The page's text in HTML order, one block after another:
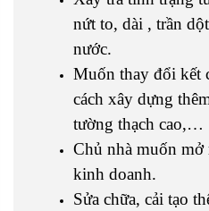
nứt to, dài , trần
nước.
Muốn thay đổi kết
cách xây dựng
tường thạch cao,…
Chủ nhà muốn mở
kinh doanh.
Sửa chữa, cải tạo